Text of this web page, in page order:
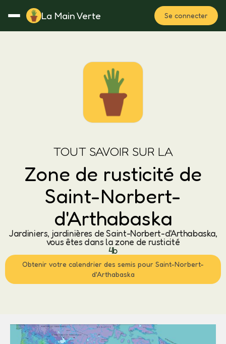
La Main Verte Se connecter
Notes Fertilisation
TOUT SAVOIR SUR LA
Zone de rusticité de
Saint-Norbert-
d'Arthabaska
Jardiniers, jardinières de Saint-Norbert-d'Arthabaska,
vous êtes dans la zone de rusticité
4b
Obtenir votre calendrier des semis pour Saint-Norbert-
d'Arthabaska